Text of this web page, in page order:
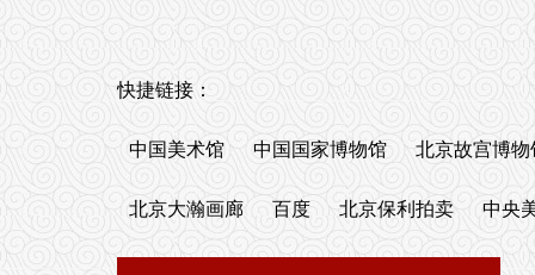
快捷链接：
中国美术馆 中国国家博物馆 北京故宫博物
北京大瀚画廊 百度 北京保利拍卖 中央